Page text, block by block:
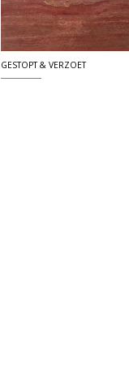
GESTOPT & VERZOET